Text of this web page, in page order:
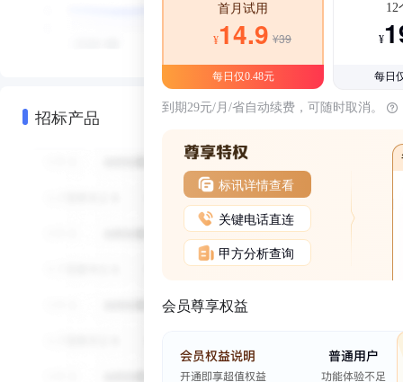
招标产品
首月试用
¥14.9 ¥39
每日仅0.48元
12
¥
每日
到期29元/月/省自动续费，可随时取消。
标讯详情查看
关键电话直连
甲方分析查询
会员尊享权益